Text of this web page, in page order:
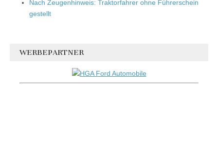
Nach Zeugenhinweis: Traktorfahrer ohne Führerschein
gestellt
WERBEPARTNER